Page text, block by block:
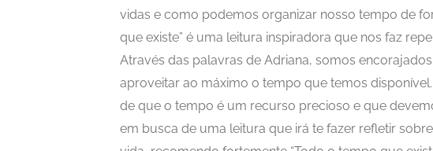
vidas e como podemos organizar nosso tempo de
que existe” é uma leitura inspiradora que nos faz
Através das palavras de Adriana, somos
aproveitar ao máximo o tempo que temos
de que o tempo é um recurso precioso e que
em busca de uma leitura que irá te fazer refletir